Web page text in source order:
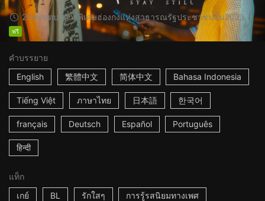
20mเขตบริหารพิเศษฮ่องกงแห่งสาธารณรัฐประชาชนจีน2023
ฟรี
คำบรรยาย
English
繁體中文 简体中文 Bahasa Indonesia
Tiếng Việt ภาษาไทย 日本語 한국어
français Deutsch Español Português
हिन्दी
แท็ก
เกย์
BL รักใสๆ การรู้รสนิยมทางเพศ